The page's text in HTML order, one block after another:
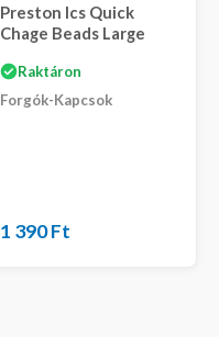
Preston Ics Quick
Chage Beads Large
Raktáron
Forgók-Kapcsok
1 390Ft